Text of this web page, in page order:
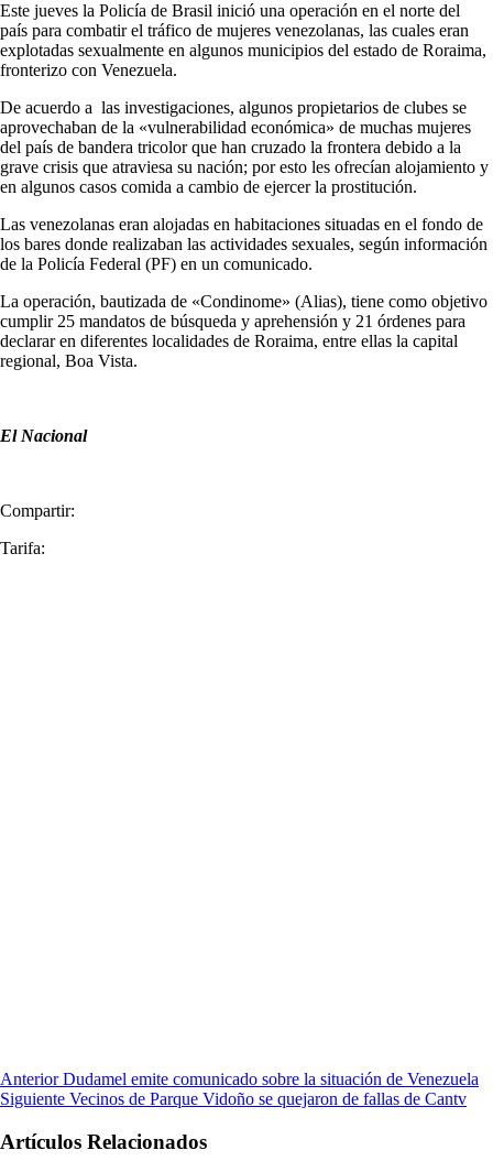
Este jueves la Policía de Brasil inició una operación en el norte del
país para combatir el tráfico de mujeres venezolanas, las cuales eran
explotadas sexualmente en algunos municipios del estado de Roraima,
fronterizo con Venezuela.
De acuerdo a las investigaciones, algunos propietarios de clubes se
aprovechaban de la «vulnerabilidad económica» de muchas mujeres
del país de bandera tricolor que han cruzado la frontera debido a la
grave crisis que atraviesa su nación; por esto les ofrecían alojamiento y
en algunos casos comida a cambio de ejercer la prostitución.
Las venezolanas eran alojadas en habitaciones situadas en el fondo de
los bares donde realizaban las actividades sexuales, según información
de la Policía Federal (PF) en un comunicado.
La operación, bautizada de «Condinome» (Alias), tiene como objetivo
cumplir 25 mandatos de búsqueda y aprehensión y 21 órdenes para
declarar en diferentes localidades de Roraima, entre ellas la capital
regional, Boa Vista.
El Nacional
Compartir:
Tarifa:
Anterior Dudamel emite comunicado sobre la situación de Venezuela
Siguiente Vecinos de Parque Vidoño se quejaron de fallas de Cantv
Artículos Relacionados